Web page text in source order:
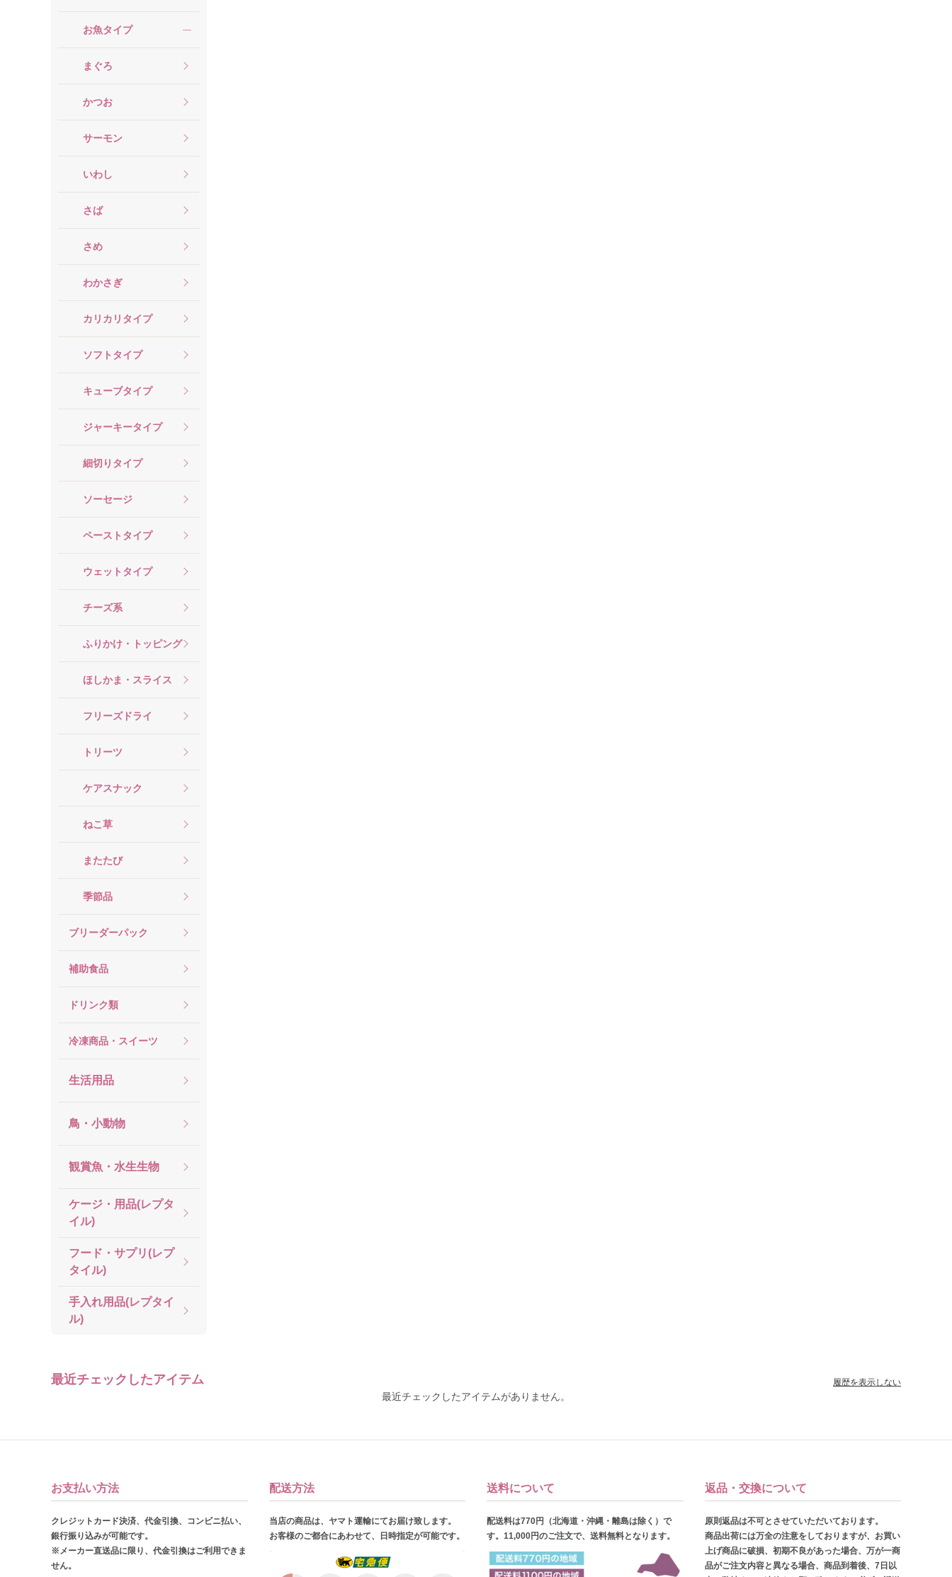
お魚タイプ
まぐろ
かつお
サーモン
いわし
さば
さめ
わかさぎ
カリカリタイプ
ソフトタイプ
キューブタイプ
ジャーキータイプ
細切りタイプ
ソーセージ
ペーストタイプ
ウェットタイプ
チーズ系
ふりかけ・トッピング
ほしかま・スライス
フリーズドライ
トリーツ
ケアスナック
ねこ草
またたび
季節品
ブリーダーパック
補助食品
ドリンク類
冷凍商品・スイーツ
生活用品
鳥・小動物
観賞魚・水生生物
ケージ・用品(レプタ
イル)
フード・サプリ(レプ
タイル)
手入れ用品(レプタイ
ル)
最近チェックしたアイテム
最近チェックしたアイテムがありません。
履歴を表示しない
お支払い方法
クレジットカード決済、代金引換、コンビニ払い、
銀行振り込みが可能です。
※メーカー直送品に限り、代金引換はご利用できま
せん。
配送方法
当店の商品は、ヤマト運輸にてお届け致します。
お客様のご都合にあわせて、日時指定が可能です。
送料について
配送料は770円（北海道・沖縄・離島は除く）で
す。11,000円のご注文で、送料無料となります。
返品・交換について
原則返品は不可とさせていただいております。
商品出荷には万全の注意をしておりますが、お買い
上げ商品に破損、初期不良があった場合、万が一商
品がご注文内容と異なる場合、商品到着後、7日以